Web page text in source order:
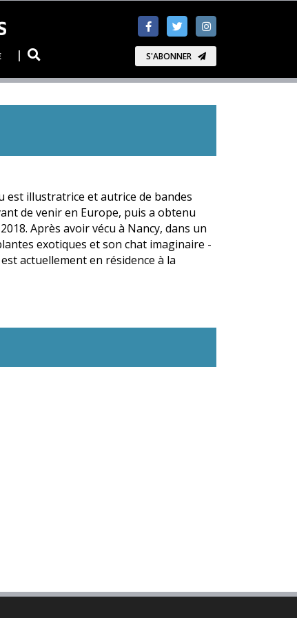
S'ABONNER
est illustratrice et autrice de bandes
de venir en Europe, puis a obtenu
Après avoir vécu à Nancy, dans un
exotiques et son chat imaginaire -
actuellement en résidence à la